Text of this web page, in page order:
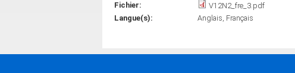
Fichier:
V12N2_fre_3.pdf
Langue(s):
Anglais Français